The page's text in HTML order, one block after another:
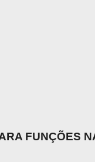
FUNÇÕES